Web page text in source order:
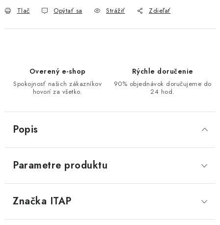
Tlač Opýtať sa Strážiť Zdieľať
Overený e-shop
Spokojnosť našich zákazníkov
hovorí za všetko.
Rýchle doručenie
90% objednávok doručujeme do
24 hod.
Popis
Parametre produktu
Značka ITAP